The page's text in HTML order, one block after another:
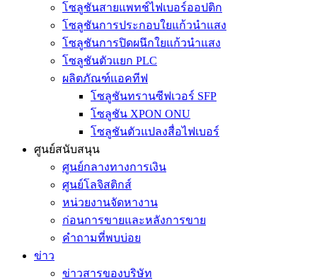
โซลูชันสายแพทช์ไฟเบอร์ออปติก
โซลูชันการประกอบใยแก้วนำแสง
โซลูชันการปิดผนึกใยแก้วนำแสง
โซลูชันตัวแยก PLC
ผลิตภัณฑ์แอคทีฟ
โซลูชันทรานซีฟเวอร์ SFP
โซลูชัน XPON ONU
โซลูชันตัวแปลงสื่อไฟเบอร์
ศูนย์สนับสนุน
ศูนย์กลางทางการเงิน
ศูนย์โลจิสติกส์
หน่วยงานจัดหางาน
ก่อนการขายและหลังการขาย
คำถามที่พบบ่อย
ข่าว
ข่าวสารของบริษัท